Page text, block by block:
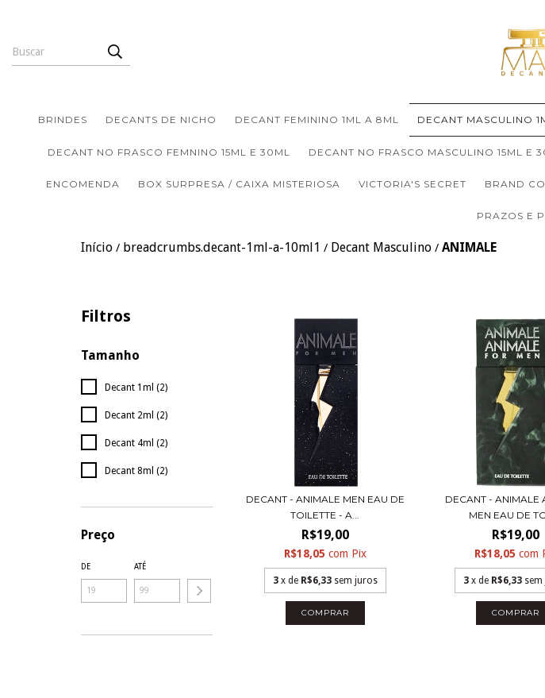
BRINDES DECANTS DE NICHO DECANT FEMININO 1ML A 8ML DECANT MASCULINO
DECANT NO FRASCO FEMNINO 15ML E 30ML DECANT NO FRASCO MASCULINO 15ML E
ENCOMENDA BOX SURPRESA / CAIXA MISTERIOSA VICTORIA'S SECRET BRAND
PRAZOS E
Início / breadcrumbs.decant-1ml-a-10ml1 / Decant Masculino / ANIMALE
Filtros
Tamanho
Decant 1ml (2)
Decant 2ml (2)
Decant 4ml (2)
Decant 8ml (2)
Preço
DE ATÉ
DECANT - ANIMALE MEN EAU DE
TOILETTE - A...
R$19,00
R$18,05 com Pix
3 x de R$6,33 sem juros
COMPRAR
DECANT - ANIMALE
MEN EAU DE
R$19,00
R$18,05 com
3 x de R$6,33
COMPRAR